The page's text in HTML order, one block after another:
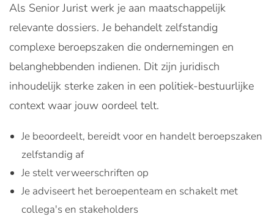
Als Senior Jurist werk je aan maatschappelijk
relevante dossiers. Je behandelt zelfstandig
complexe beroepszaken die ondernemingen en
belanghebbenden indienen. Dit zijn juridisch
inhoudelijk sterke zaken in een politiek-bestuurlijke
context waar jouw oordeel telt.
Je beoordeelt, bereidt voor en handelt beroepszaken
zelfstandig af
Je stelt verweerschriften op
Je adviseert het beroepenteam en schakelt met
collega's en stakeholders